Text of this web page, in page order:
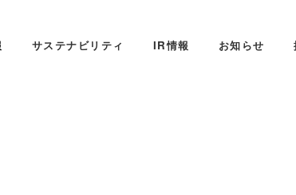
サステナビリティ IR情報 お知らせ